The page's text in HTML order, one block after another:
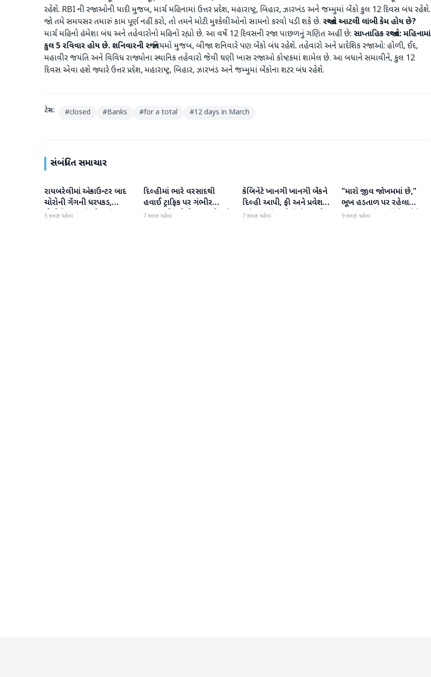
રહેશે. RBI ની રજાઓની યાદી મુજબ, માર્ચ મહિનામાં ઉત્તર પ્રદેશ, મહારાષ્ટ્ર, બિહાર, ઝારખંડ અને જમ્મુમાં બેંકો કુલ 12 દિવસ બંધ રહેશે.
જો તમે સમયસર તમારું કામ પૂર્ણ નહીં કરો, તો તમને મોટી મુશ્કેલીઓનો સામનો કરવો પડી શકે છે. રજાઓ આટલી લાંબી કેમ હોય છે?
માર્ચ મહિનો હંમેશા બંધ અને તહેવારોનો મહિનો રહ્યો છે. આ વર્ષે 12 દિવસની રજા પાછળનું ગણિત અહીં છે: સાપ્તાહિક રજાઓ: મહિનામાં
કુલ 5 રવિવાર હોય છે.શનિવારની રજા: નિયમો મુજબ, બીજા શનિવારે પણ બેંકો બંધ રહેશે. તહેવારો અને પ્રાદેશિક રજાઓ: હોળી, ઈદ,
મહાવીર જયંતિ અને વિવિધ રાજ્યોના સ્થાનિક તહેવારો જેવી ઘણી ખાસ રજાઓ કોષ્ટકમાં શામેલ છે. આ બધાને સમાવીને, કુલ 12
દિવસ એવા હશે જ્યારે ઉત્તર પ્રદેશ, મહારાષ્ટ્ર, બિહાર, ઝારખંડ અને જમ્મુમાં બેંકોના શટર બંધ રહેશે.
ટેગ્સ: #closed #Banks #for a total #12 days in March
સંબંધિત સમાચાર
રાષ્ટ્રીય
રાયબરેલીમાં એન્કાઉન્ટર બાદ
ચોરોની ગેંગની ધરપકડ,
પોલીસે 12.4 કિલો ચાંદીના
5 કલાક પહેલા
રાષ્ટ્રીય
દિલ્હીમાં ભારે વરસાદથી
હવાઈ ટ્રાફિક પર ગંભીર
અસર; ઈન્ડિગોએ મુસાફરો માટે
7 કલાક પહેલા
રાષ્ટ્રીય
કેબિનેટે ખાનગી ખાનગી બેંકને
દિલ્હી આપી, ફી અને પ્રવેશ
માટે નવા નિયમો વિશે જાણો
7 કલાક પહેલા
રાષ્ટ્રીય
"મારો જીવ જોખમમાં છે,"
ભૂખ હડતાળ પર રહેલા
ઝારખંડના વિદ્યાર્થી નેતા દેવેન્દ્ર
9 કલાક પહેલા